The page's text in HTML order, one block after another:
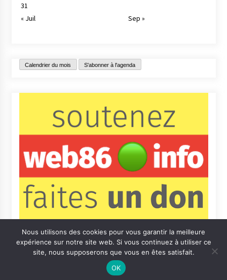
31
« Juil
Sep »
Calendrier du mois S'abonner à l'agenda
Qui sommes-nous ? Informations légales
Nous utilisons des cookies pour vous garantir la meilleure
expérience sur notre site web. Si vous continuez à utiliser ce
site, nous supposerons que vous en êtes satisfait.
OK